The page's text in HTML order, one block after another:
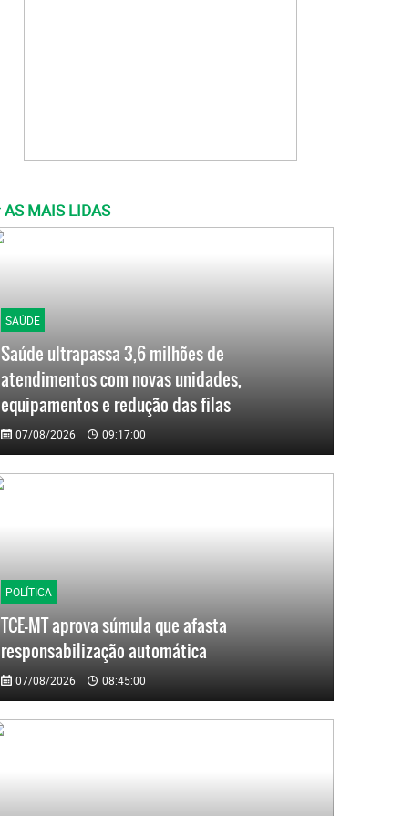
AS MAIS LIDAS
SAÚDE
Saúde ultrapassa 3,6 milhões de
atendimentos com novas unidades,
equipamentos e redução das filas
07/08/2026 09:17:00
POLÍTICA
TCE-MT aprova súmula que afasta
responsabilização automática
07/08/2026 08:45:00